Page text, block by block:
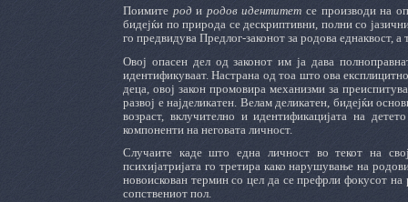
Поимите род и родов идентитет се производи на
бидејќи по природа се дескриптивни, полни со
го предвидува Предлог-законот за родова еднаквост,
Овој опасен дел од законот им ја дава
идентификуваат. Настрана од тоа што ова
деца, овој закон промовира механизми за
развој е најделикатен. Велам деликатен, бидејќи
возраст, вклучително и идентификацијата на
компоненти на неговата личност.
Случаите каде што една личност во текот на
психијатријата го третира како нарушување на
новоискован термин со цел да се префрли фокусот на
сопствениот пол.